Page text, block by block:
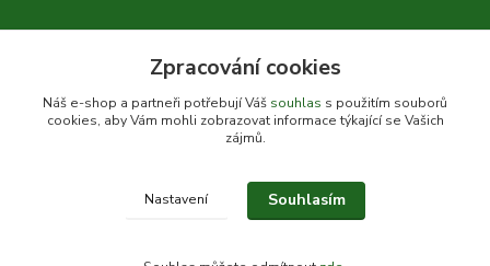
© Bylinky Krkoška 2020-2026
Zpracování cookies
Náš e-shop a partneři potřebují Váš souhlas s použitím souborů
cookies, aby Vám mohli zobrazovat informace týkající se Vašich
zájmů.
Nastavení Souhlasím